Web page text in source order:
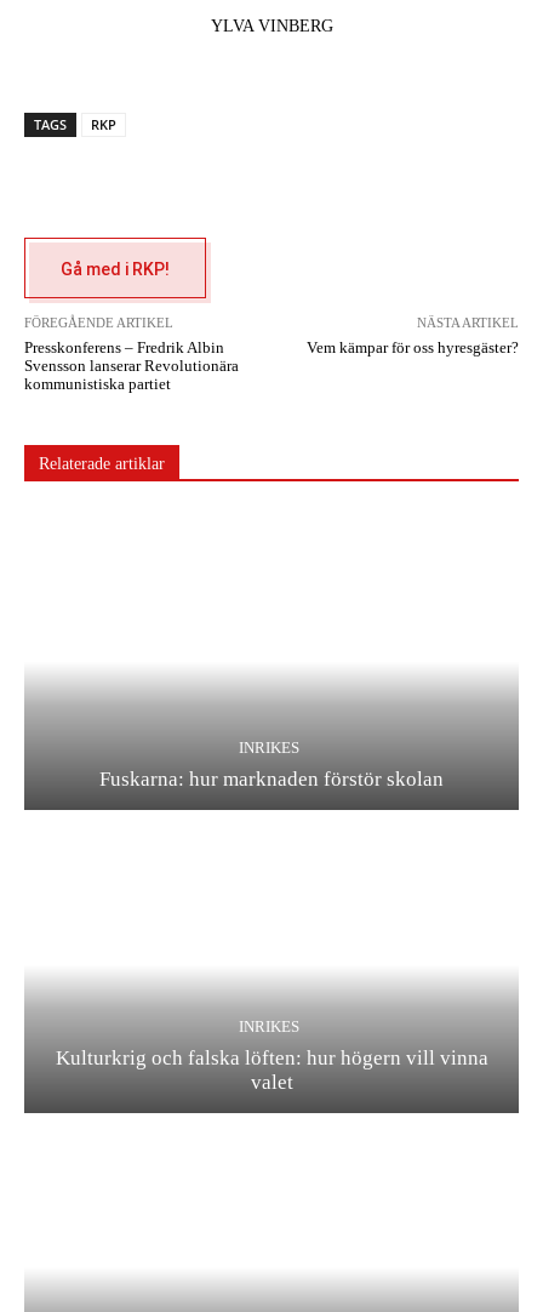
YLVA VINBERG
TAGS RKP
Gå med i RKP!
FÖREGÅENDE ARTIKEL
Presskonferens – Fredrik Albin
Svensson lanserar Revolutionära
kommunistiska partiet
NÄSTA ARTIKEL
Vem kämpar för oss hyresgäster?
Relaterade artiklar
INRIKES
Fuskarna: hur marknaden förstör skolan
INRIKES
Kulturkrig och falska löften: hur högern vill vinna
valet